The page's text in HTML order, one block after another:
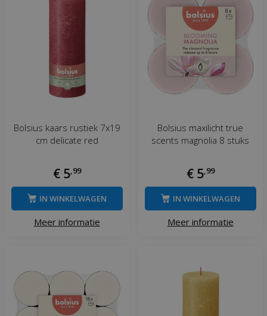
Bolsius kaars rustiek 7x19
cm delicate red
€ 5 99
Meer informatie
IN WINKELWAGEN
Bolsius maxilicht true
scents magnolia 8 stuks
€ 5 99
Meer informatie
IN WINKELWAGEN